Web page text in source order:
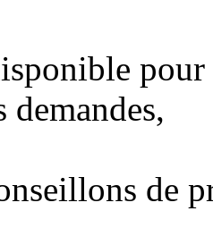
pour
de